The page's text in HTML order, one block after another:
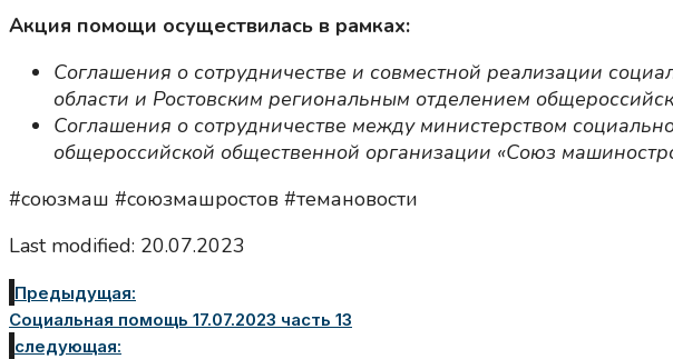
Акция помощи осуществилась в рамках:
Соглашения о сотрудничестве и совместной реализации
области и Ростовским региональным отделением
Соглашения о сотрудничестве между министерством
общероссийской общественной организации «Союз
#союзмаш #союзмашростов #темановости
Last modified: 20.07.2023
Предыдущая:
Социальная помощь 17.07.2023 часть 13
следующая: